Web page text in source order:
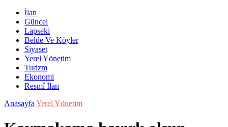
İlan
Güncel
Lapseki
Belde Ve Köyler
Siyaset
Yerel Yönetim
Turizm
Ekonomi
Resmî İlan
Anasayfa Yerel Yönetim